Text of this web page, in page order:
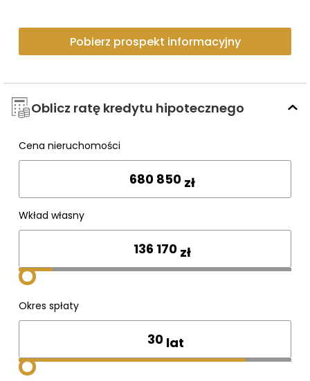
Pobierz prospekt informacyjny
Oblicz ratę kredytu hipotecznego
Cena nieruchomości
Wpisz cenę
zł
Wkład własny
zł
Okres spłaty
lat